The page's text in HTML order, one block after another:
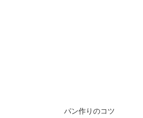
パン作りのコツ